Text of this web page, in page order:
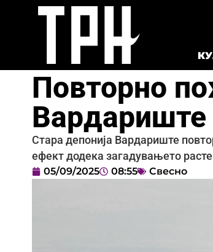
Повторно
Вардариште
Стара депонија Вардариште
ефект додека загадувањето расте
05/09/2025 08:55 Свесно